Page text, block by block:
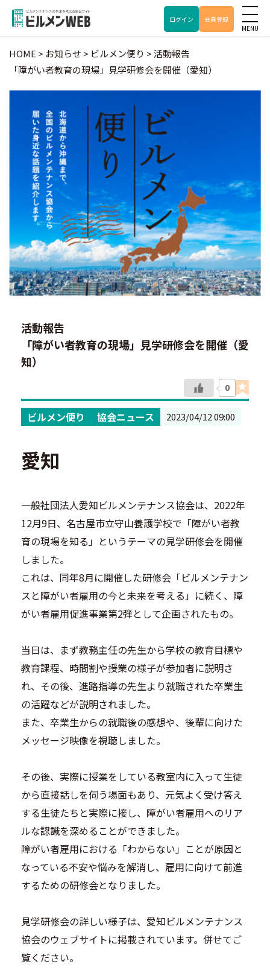
ログイン 会員登録
HOME > お知らせ > ビルメン便り >活動報告
「障がい者教育の現場」見学研修会を開催（愛知）
活動報告
「障がい者教育の現場」見学研修会を開催（愛
知）
0
ビルメン便り 協会ニュース 2023/04/12 09:00
愛知
一般社団法人愛知ビルメンテナンス協会は、2022年
12月9日、名古屋市立守山養護学校で「障がい者教
育の現場を知る」というテーマの見学研修会を開催
しました。
これは、同年8月に開催した研修会「ビルメンテナン
スと障がい者雇用の今と未来を考える」に続く、障
がい者雇用促進事業第2弾として企画されたもの。
当日は、まず教務主任の先生から学校の教育目標や
教育課程、時間割や授業の様子が参加者に説明さ
れ、その後、進路指導の先生より就職された卒業生
の活躍などが説明されました。
また、卒業生からの就職後の感想や、後輩に向けた
メッセージ映像を視聴しました。
その後、実際に授業をしている教室内に入って生徒
から直接話しを伺う場面もあり、元気よく受け答え
する生徒たちと実際に接し、障がい者雇用へのリア
ルな認識を深めることができました。
障がい者雇用における「わからない」ことが原因と
なっている不安や悩みを解消し、雇用に向けて前進
するための研修会となりました。
見学研修会の詳しい様子は、愛知ビルメンテナンス
協会のウェブサイトに掲載されています。併せてご
覧ください。